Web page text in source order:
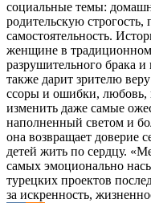
социальные темы:
родительскую
самостоятельность.
женщине в
разрушительного брака и
также дарит зрителю
ссоры и ошибки, любовь,
изменить даже самые
наполненный светом и
она возвращает доверие
детей жить по сердцу.
самых эмоционально
турецких проектов
за искренность,